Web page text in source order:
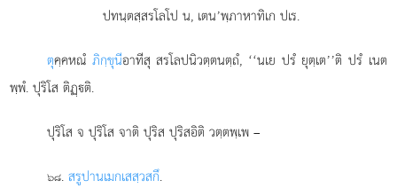
ปทนฺตสฺสรโลโป น, เตน’พฺภาหาทิเก ปเร.
ตุคฺคหณํ ภิกฺขุนีอาทีสุ สรโลปนิวตฺตนตฺถํ, ‘‘นเย ปรํ ยุตฺเต’’ติ ปรํ เนต
พฺพํ. ปุริโส ติฏฺติ.
ปุริโส จ ปุริโส จาติ ปุริส ปุริสอิติ วตฺตพฺเพ –
๖๘.สรูปานเมกเสสฺวสกึ.